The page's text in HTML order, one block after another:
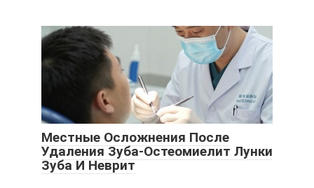
Местные Осложнения После
Удаления Зуба-Остеомиелит Лунки
Зуба И Неврит